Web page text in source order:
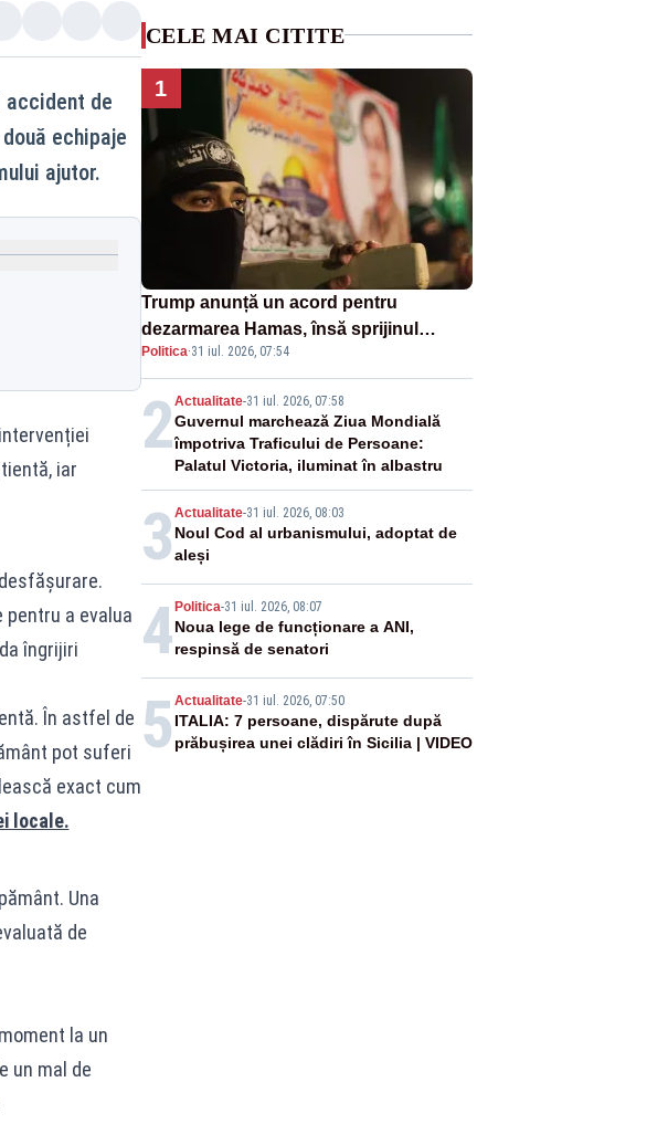
accident de
echipaje
ajutor.
iar
a evalua
îngrijiri
În astfel de
pot suferi
exact cum
locale.
Una
de
la un
un mal de
CELE MAI CITITE
1
Trump anunță un acord pentru
dezarmarea Hamas, însă sprijinul
Israelului rămâne incert
Politica·31 iul. 2026, 07:54
2Actualitate-31 iul. 2026, 07:58
Guvernul marchează Ziua Mondială
împotriva Traficului de Persoane:
Palatul Victoria, iluminat în albastru
3 Actualitate-31 iul. 2026, 08:03
Noul Cod al urbanismului, adoptat de
aleși
4Politica-31 iul. 2026, 08:07
Noua lege de funcționare a ANI,
respinsă de senatori
5 Actualitate-31 iul. 2026, 07:50
ITALIA: 7 persoane, dispărute după
prăbușirea unei clădiri în Sicilia | VIDEO